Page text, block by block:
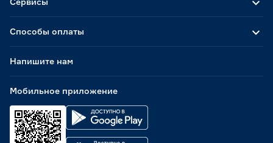
Способы оплаты
Мобильное приложение
Напишите нам